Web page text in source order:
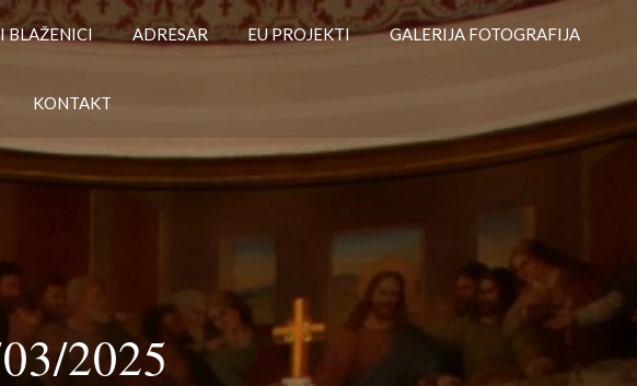
BLAŽENICI ADRESAR EU PROJEKTI GALERIJA FOTOGRAFIJA
KONTAKT
2025